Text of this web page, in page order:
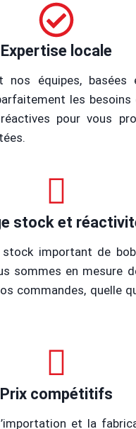
Expertise locale
nos équipes, basées
les besoins
pour vous
stock et
important de
sommes en mesure
commandes, quelle
Prix compétitifs
et la